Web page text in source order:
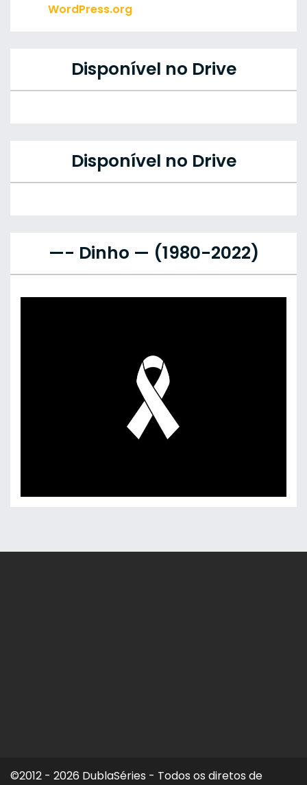
WordPress.org
Disponível no Drive
Disponível no Drive
—- Dinho — (1980-2022)
©2012 - 2026 DublaSéries - Todos os diretos de